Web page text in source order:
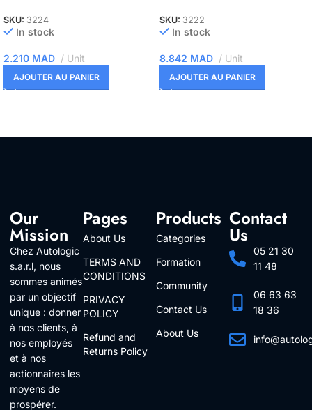
SKU: 3224
In stock
2.210 MAD Unit
AJOUTER AU PANIER
SKU: 3222
In stock
8.842 MAD Unit
AJOUTER AU PANIER
Our
Mission
Chez Autologic
s.a.r.l, nous
sommes animés
par un objectif
unique : donner
à nos clients, à
nos employés
et à nos
actionnaires les
moyens de
prospérer.
Pages
About Us
TERMS AND
CONDITIONS
PRIVACY
POLICY
Refund and
Returns Policy
Products
Categories
Formation
Community
Contact Us
About Us
Contact
Us
05 21 30
11 48
06 63 63
18 36